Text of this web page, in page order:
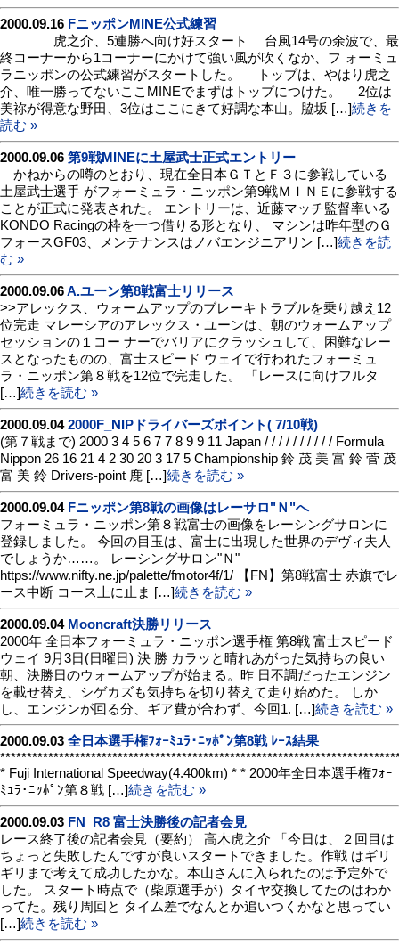
2000.09.16 FニッポンMINE公式練習
虎之介、5連勝へ向け好スタート 台風14号の余波で、最
終コーナーから1コーナーにかけて強い風が吹くなか、フ ォーミュ
ラニッポンの公式練習がスタートした。 トップは、やはり虎之
介、唯一勝ってないここMINEでまずはトップにつけた。 2位は
美祢が得意な野田、3位はここにきて好調な本山。脇坂 […]続きを
読む »
2000.09.06 第9戦MINEに土屋武士正式エントリー
かねからの噂のとおり、現在全日本ＧＴとＦ３に参戦している
土屋武士選手 がフォーミュラ・ニッポン第9戦ＭＩＮＥに参戦する
ことが正式に発表された。 エントリーは、近藤マッチ監督率いる
KONDO Racingの枠を一つ借りる形となり、 マシンは昨年型のＧ
フォースGF03、メンテナンスはノバエンジニアリン […]続きを読
む »
2000.09.06A.ユーン第8戦富士リリース
>>アレックス、ウォームアップのブレーキトラブルを乗り越え12
位完走 マレーシアのアレックス・ユーンは、朝のウォームアップ
セッションの１コー ナーでバリアにクラッシュして、困難なレー
スとなったものの、富士スピード ウェイで行われたフォーミュ
ラ・ニッポン第８戦を12位で完走した。 「レースに向けフルタ
[…]続きを読む »
2000.09.042000F_NIPドライバーズポイント( 7/10戦)
(第７戦まで) 2000 3 4 5 6 7 7 8 9 9 11 Japan / / / / / / / / / / Formula
Nippon 26 16 21 4 2 30 20 3 17 5 Championship 鈴 茂 美 富 鈴 菅 茂
富 美 鈴 Drivers-point 鹿 […]続きを読む »
2000.09.04 Fニッポン第8戦の画像はレーサロ"Ｎ"へ
フォーミュラ・ニッポン第８戦富士の画像をレーシングサロンに
登録しました。 今回の目玉は、富士に出現した世界のデヴィ夫人
でしょうか……。 レーシングサロン"Ｎ"
https://www.nifty.ne.jp/palette/fmotor4f/1/ 【FN】第8戦富士 赤旗でレ
ース中断 コース上に止ま […]続きを読む »
2000.09.04 Mooncraft決勝リリース
2000年 全日本フォーミュラ・ニッポン選手権 第8戦 富士スピード
ウェイ 9月3日(日曜日) 決 勝 カラッと晴れあがった気持ちの良い
朝、決勝日のウォームアップが始まる。昨 日不調だったエンジン
を載せ替え、シゲカズも気持ちを切り替えて走り始めた。 しか
し、エンジンが回る分、ギア費が合わず、今回1. […]続きを読む »
2000.09.03 全日本選手権ﾌｫｰﾐｭﾗ･ﾆｯﾎﾟﾝ第8戦 ﾚｰｽ結果
* Fuji International Speedway(4.400km) * * 2000年全日本選手権ﾌｫｰ
ﾐｭﾗ･ﾆｯﾎﾟﾝ第８戦 […]続きを読む »
2000.09.03 FN_R8 富士決勝後の記者会見
レース終了後の記者会見（要約） 高木虎之介 「今日は、２回目は
ちょっと失敗したんですが良いスタートできました。作戦 はギリ
ギリまで考えて成功したかな。本山さんに入られたのは予定外で
した。 スタート時点で（柴原選手が）タイヤ交換してたのはわか
ってた。残り周回と タイム差でなんとか追いつくかなと思ってい
[…]続きを読む »